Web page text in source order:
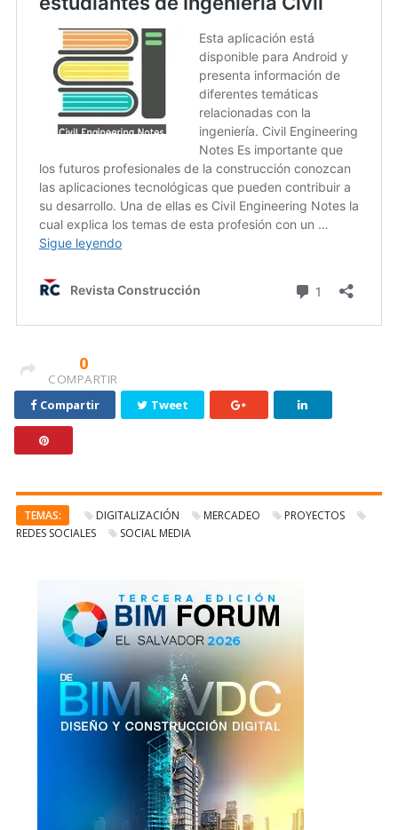
0
COMPARTIR
Compartir
Tweet
TEMAS: DIGITALIZACIÓN MERCADEO
PROYECTOS
REDES SOCIALES
SOCIAL MEDIA